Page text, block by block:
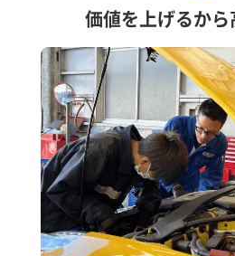
価値を上げるか